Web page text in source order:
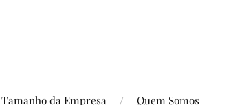
Tamanho da Empresa Quem Somos